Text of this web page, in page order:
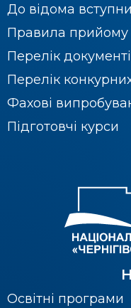
До відома
Правила прийому
Перелік
Перелік
Фахові
Підготовчі курси
Освітні програми